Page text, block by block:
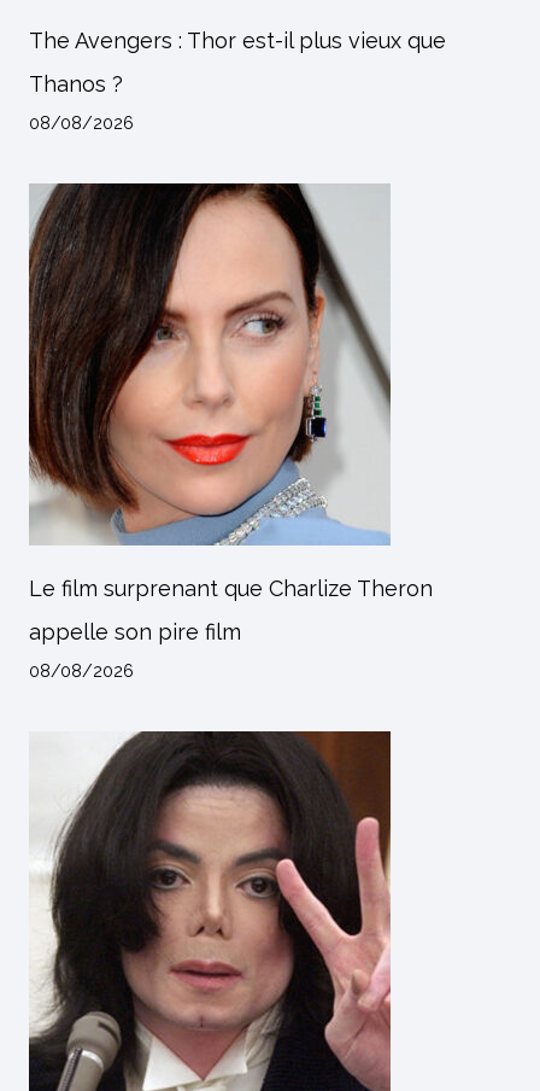
The Avengers : Thor est-il plus vieux que
Thanos ?
08/08/2026
Le film surprenant que Charlize Theron
appelle son pire film
08/08/2026